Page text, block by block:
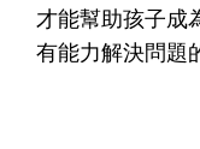
才能幫助孩子成
有能力解決問題